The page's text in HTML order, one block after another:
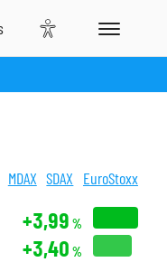
MDAX SDAX EuroStoxx
+3,99 %
+3,40 %